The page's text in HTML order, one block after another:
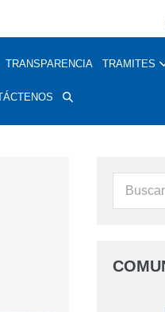
TRANSPARENCIA TRAMITES